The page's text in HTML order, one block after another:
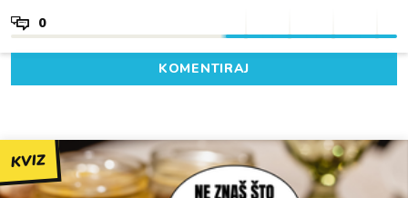
0
KOMENTIRAJ
KVIZ